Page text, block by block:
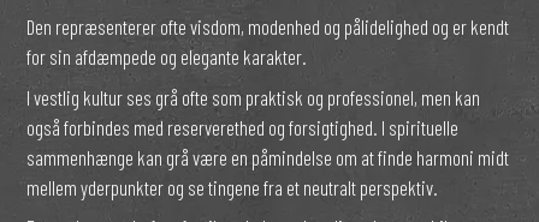
Den repræsenterer ofte visdom, modenhed og pålidelighed og er kendt
for sin afdæmpede og elegante karakter.
I vestlig kultur ses grå ofte som praktisk og professionel, men kan
også forbindes med reserverethed og forsigtighed. I spirituelle
sammenhænge kan grå være en påmindelse om at finde harmoni midt
mellem yderpunkter og se tingene fra et neutralt perspektiv.